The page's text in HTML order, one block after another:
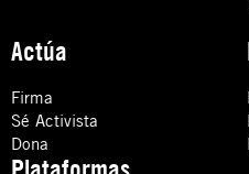
Actúa
Firma
Sé Activista
Dona